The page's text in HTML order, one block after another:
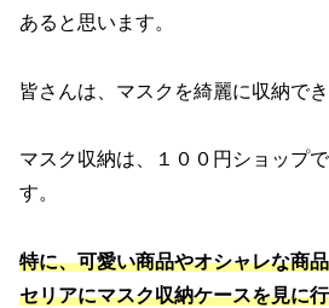
あると思います。
皆さんは、マスクを綺麗に収納で
マスク収納は、１００円ショップ
す。
特に、可愛い商品やオシャレな商
セリアにマスク収納ケースを見に